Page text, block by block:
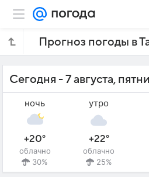
Прогноз погоды в
Сегодня - 7 августа,
ночь
+20°
облачно
30%
утро
+22°
облачно
25%